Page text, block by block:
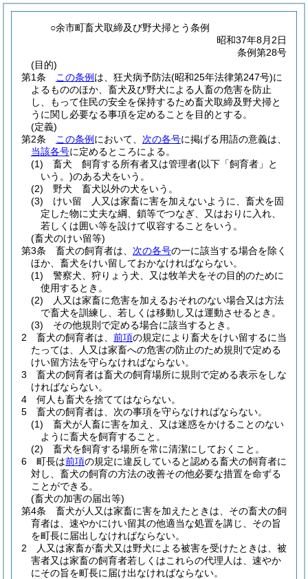
○余市町畜犬取締及び野犬掃とう条例
昭和37年8月2日
条例第28号
(目的)
第1条
この条例 は、狂犬病予防法(昭和25年法律第247号)に
よるもののほか、畜犬及び野犬による人畜の危害を防止
し、もって住民の安全を保持するため畜犬取締及野犬掃と
うに関し必要なる事項を定めることを目的とする。
(定義)
第2条
この条例 において、 次の各号に掲げる用語の意義は、
当該各号に定めるところによる。
(1)
畜犬 飼育する所有者又は管理者(以下「飼育者」と
いう。)のある犬をいう。
(2)
野犬 畜犬以外の犬をいう。
(3)
けい留 人又は家畜に害を加えないように、畜犬を固
定した物に丈夫な綱、鎖等でつなぎ、又はおりに入れ、
若しくは囲い等を設けて収容することをいう。
(畜犬のけい留等)
第3条
畜犬の飼育者は、 次の各号の一に該当する場合を除く
ほか、畜犬をけい留しておかなければならない。
(1)
警察犬、狩りょう犬、又は牧羊犬をその目的のために
使用するとき。
(2)
人又は家畜に危害を加えるおそれのない場合又は方法
で畜犬を訓練し、若しくは移動し又は運動させるとき。
(3)
その他規則で定める場合に該当するとき。
2
畜犬の飼育者は、 前項の規定により畜犬をけい留するに当
たっては、人又は家畜への危害の防止のため規則で定める
けい留方法を守らなければならない。
3
畜犬の飼育者は畜犬の飼育場所に規則で定める表示をしな
ければならない。
4
何人も畜犬を捨ててはならない。
5
畜犬の飼育者は、次の事項を守らなければならない。
(1)
畜犬が人畜に害を加え、又は迷惑をかけることのない
ように畜犬を飼育すること。
(2)
畜犬を飼育する場所を常に清潔にしておくこと。
6
町長は前項の規定に違反していると認める畜犬の飼育者に
対し、畜犬の飼育の方法の改善その他必要な措置を命ずる
ことができる。
(畜犬の加害の届出等)
第4条
畜犬が人又は家畜に害を加えたときは、その畜犬の飼
育者は、速やかにけい留其の他適当な処置を講じ、その旨
を町長に届出しなければならない。
2
人又は家畜が畜犬又は野犬による被害を受けたときは、被
害者又は家畜の飼育者若しくはこれらの代理人は、速やか
にその旨を町長に届け出なければならない。